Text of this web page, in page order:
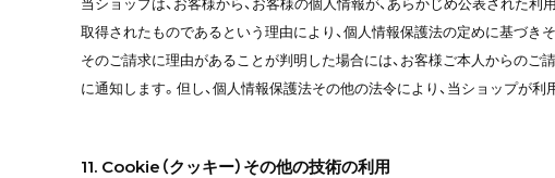
取得されたものであるという理由により、個人情報保護法の定めに基づきそ
そのご請求に理由があることが判明した場合には、お客様ご本人からのご
に通知します。但し、個人情報保護法その他の法令により、当ショップが
11. Cookie（クッキー）その他の技術の利用